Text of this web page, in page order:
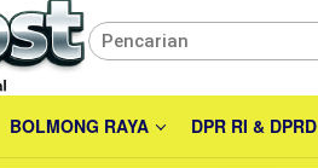
BOLMONG RAYA DPR RI & DPRD